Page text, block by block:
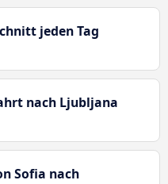
jeden Tag
nach Ljubljana
Sofia nach